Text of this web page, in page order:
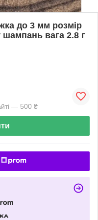
до 3 мм розмір
вага 2.8 г
— 500 ₴